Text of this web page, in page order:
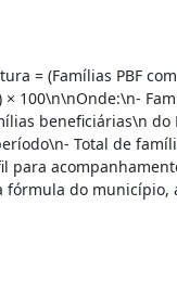
= (Famílias PBF
100\n\nOnde:\n-
beneficiárias\n do
Total de
para
fórmula do município,